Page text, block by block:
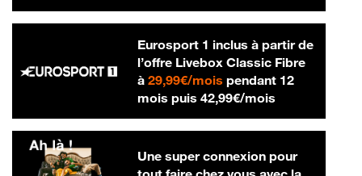
Eurosport 1 inclus à partir de
l’offre Livebox Classic Fibre
à 29,99€/mois29,99 € par mois
pendant 12
mois puis 42,99€/mois42,99 € par
Une super connexion pour